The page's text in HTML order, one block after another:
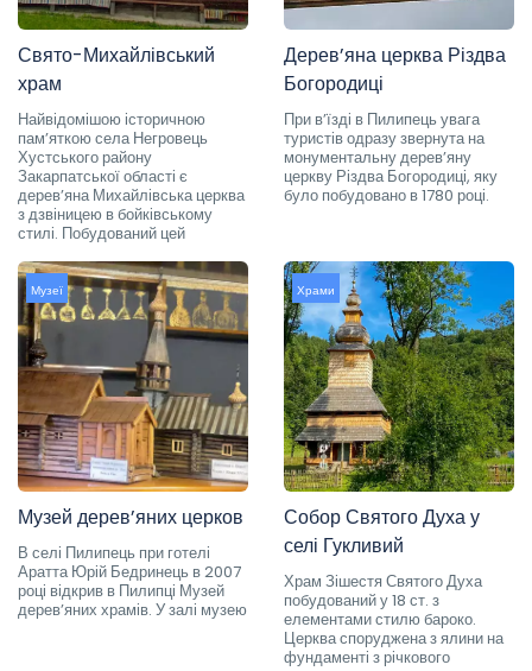
Свято-Михайлівський
храм
Найвідомішою історичною
пам’яткою села Негровець
Хустського району
Закарпатської області є
дерев’яна Михайлівська церква
з дзвіницею в бойківському
стилі. Побудований цей
Дерев’яна церква Різдва
Богородиці
При в’їзді в Пилипець увага
туристів одразу звернута на
монументальну дерев’яну
церкву Різдва Богородиці, яку
було побудовано в 1780 році.
Музеї
Музей дерев’яних церков
В селі Пилипець при готелі
Аратта Юрій Бедринець в 2007
році відкрив в Пилипці Музей
дерев’яних храмів. У залі музею
Храми
Собор Святого Духа у
селі Гукливий
Храм Зішестя Святого Духа
побудований у 18 ст. з
елементами стилю бароко.
Церква споруджена з ялини на
фундаменті з річкового